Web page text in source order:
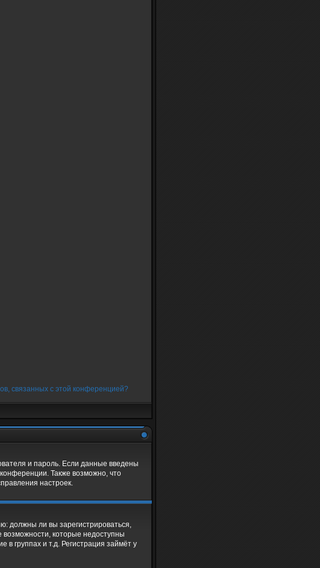
связанных с этой конференцией?
и пароль. Если данные введены
Также возможно, что
настроек.
должны ли вы зарегистрироваться,
которые недоступны
группах и т.д. Регистрация займёт у